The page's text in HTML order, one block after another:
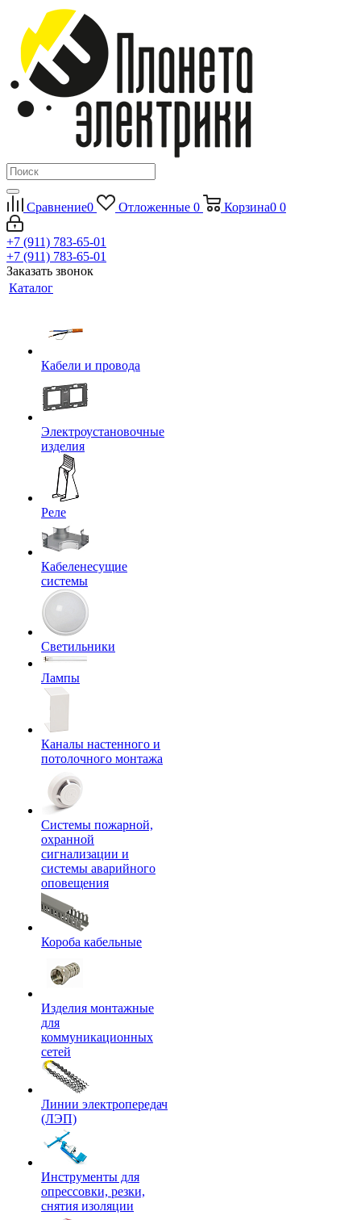
Сравнение0 Отложенные 0 Корзина0 0
+7 (911) 783-65-01
+7 (911) 783-65-01
Заказать звонок
Каталог
Кабели и провода
Электроустановочные
изделия
Реле
Кабеленесущие
системы
Светильники
Лампы
Каналы настенного и
потолочного монтажа
Системы пожарной,
охранной
сигнализации и
системы аварийного
оповещения
Короба кабельные
Изделия монтажные
для
коммуникационных
сетей
Линии электропередач
(ЛЭП)
Инструменты для
опрессовки, резки,
снятия изоляции